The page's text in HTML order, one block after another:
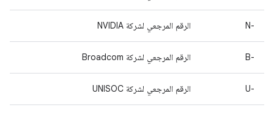
‫N-‎ الرقم المرجعي لشركة NVIDIA
B-‎ الرقم المرجعي لشركة Broadcom
U-‎ الرقم المرجعي لشركة UNISOC